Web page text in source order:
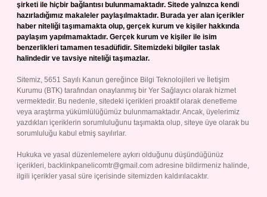
şirketi ile hiçbir bağlantısı bulunmamaktadır. Sitede yalnızca kendi
hazırladığımız makaleler paylaşılmaktadır. Burada yer alan içerikler
haber niteliği taşımamakta olup, gerçek kurum ve kişiler hakkında
paylaşım yapılmamaktadır. Gerçek kurum ve kişiler ile isim
benzerlikleri tamamen tesadüfidir. Sitemizdeki bilgiler taslak
halindedir ve tavsiye niteliği taşımazlar.
Sitemiz, 5651 Sayılı Kanun gereğince Bilgi Teknolojileri ve İletişim
Kurumu (BTK) tarafından onaylanmış bir Yer Sağlayıcı olarak hizmet
vermektedir. Bu nedenle, sitedeki içerikleri proaktif olarak denetleme
veya araştırma yükümlülüğümüz bulunmamaktadır. Ancak, üyelerimiz
yazdıkları içeriklerin sorumluluğunu taşımakta olup, siteye üye olarak bu
sorumluluğu kabul etmiş sayılırlar.
Hukuka ve yasal düzenlemelere aykırı olduğunu düşündüğünüz
içerikleri, backlinkpanelicomtr@gmail.com adresine bildirmeniz halinde,
ilgili içerikler yasal süre içerisinde sitemizden kaldırılacaktır.